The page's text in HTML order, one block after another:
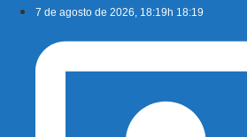
conteúdo
7 de agosto de 2026, 18:19h 18:19